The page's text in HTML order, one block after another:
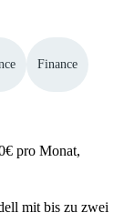
Finance
pro Monat,
mit bis zu zwei